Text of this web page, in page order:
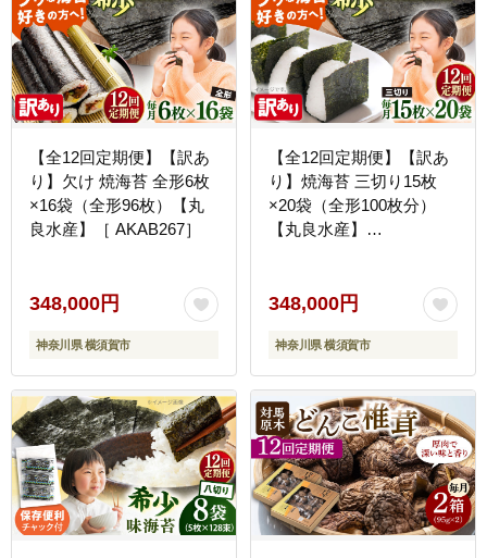
【全12回定期便】【訳あ
り】欠け 焼海苔 全形6枚
×16袋（全形96枚）【丸
良水産】［ AKAB267］
348,000円
神奈川県 横須賀市
【全12回定期便】【訳あ
り】焼海苔 三切り15枚
×20袋（全形100枚分）
【丸良水産】
348,000円
神奈川県 横須賀市